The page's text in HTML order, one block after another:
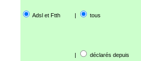
Adsl et Ftth | tous
| déclarés depuis